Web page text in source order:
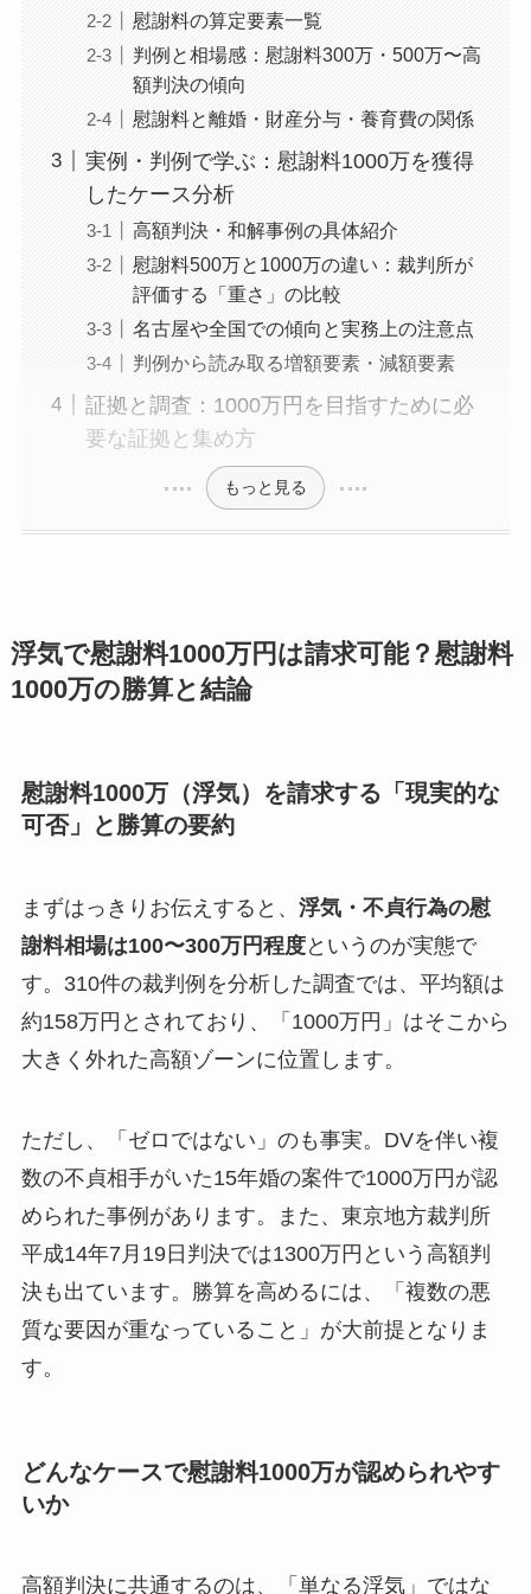
慰謝料の算定要素一覧
判例と相場感：慰謝料300万・500万〜高
額判決の傾向
慰謝料と離婚・財産分与・養育費の関係
実例・判例で学ぶ：慰謝料1000万を獲得
したケース分析
高額判決・和解事例の具体紹介
慰謝料500万と1000万の違い：裁判所が
評価する「重さ」の比較
名古屋や全国での傾向と実務上の注意点
判例から読み取る増額要素・減額要素
証拠と調査：1000万円を目指すために必
要な証拠と集め方
もっと見る
浮気で慰謝料1000万円は請求可能？慰謝料
1000万の勝算と結論
慰謝料1000万（浮気）を請求する「現実的な
可否」と勝算の要約
まずはっきりお伝えすると、 浮気・不貞行為の慰
謝料相場は100〜300万円程度というのが実態で
す。310件の裁判例を分析した調査では、平均額は
約158万円とされており、「1000万円」はそこから
大きく外れた高額ゾーンに位置します。
ただし、「ゼロではない」のも事実。DVを伴い複
数の不貞相手がいた15年婚の案件で1000万円が認
められた事例があります。また、東京地方裁判所
平成14年7月19日判決では1300万円という高額判
決も出ています。勝算を高めるには、「複数の悪
質な要因が重なっていること」が大前提となりま
す。
どんなケースで慰謝料1000万が認められやす
いか
高額判決に共通するのは、「単なる浮気」ではな